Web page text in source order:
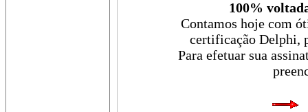
100%
Contamos hoje com
certificação Delphi,
Para efetuar sua